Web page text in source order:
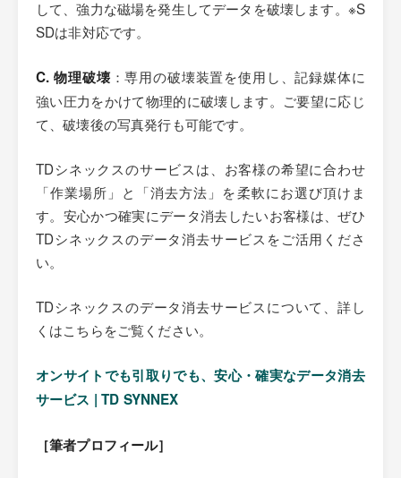
して、強力な磁場を発生してデータを破壊します。※S
SDは非対応です。
C. 物理破壊 ：専用の破壊装置を使用し、記録媒体に
強い圧力をかけて物理的に破壊します。ご要望に応じ
て、破壊後の写真発行も可能です。
TDシネックスのサービスは、お客様の希望に合わせ
「作業場所」と「消去方法」を柔軟にお選び頂けま
す。安心かつ確実にデータ消去したいお客様は、ぜひ
TDシネックスのデータ消去サービスをご活用くださ
い。
TDシネックスのデータ消去サービスについて、詳し
くはこちらをご覧ください。
オンサイトでも引取りでも、安心・確実なデータ消去
サービス | TD SYNNEX
［筆者プロフィール］